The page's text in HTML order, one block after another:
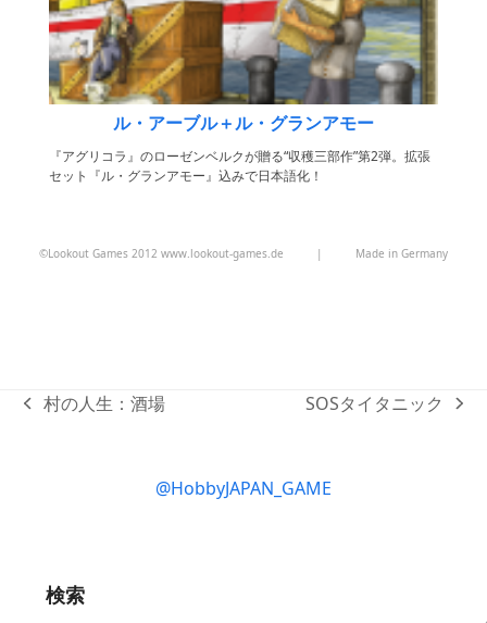
ル・アーブル＋ル・グランアモー
『アグリコラ』のローゼンベルクが贈る“収穫三部作”第2弾。拡張
セット『ル・グランアモー』込みで日本語化！
©Lookout Games 2012 www.lookout-games.de | Made in Germany
previous
村の人生：酒場
next
SOSタイタニック
@HobbyJAPAN_GAME
検索